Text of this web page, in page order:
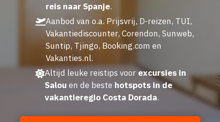
reis naar Spanje.
Aanbod van o.a. Prijsvrij, D-reizen, TUI,
Vakantiediscounter, Corendon, Sunweb,
Suntip, Tjingo, Booking.com en
Vakanties.nl.
Altijd leuke reistips voor excursies in
Salou en de beste hotspots in de
vakantieregio Costa Dorada.